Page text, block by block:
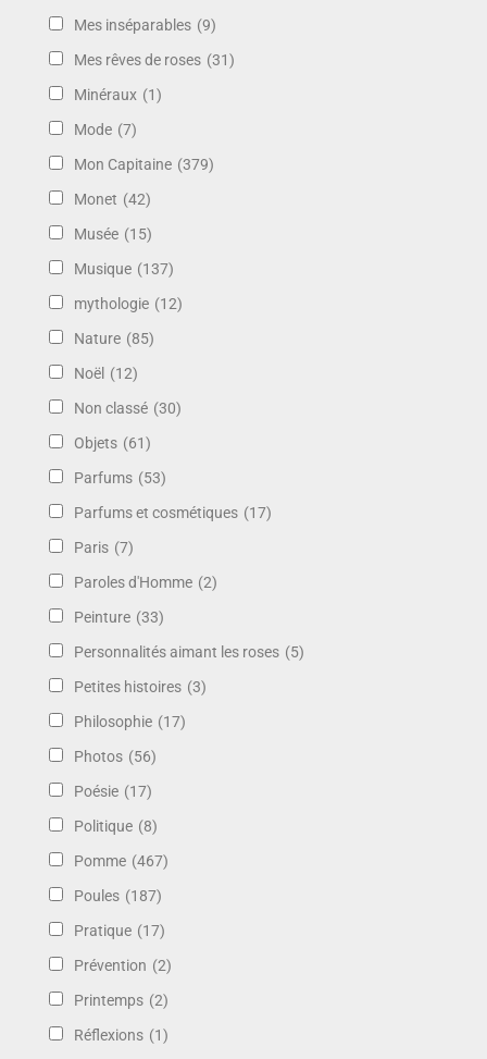
Mes inséparables (9)
Mes rêves de roses (31)
Minéraux (1)
Mode (7)
Mon Capitaine (379)
Monet (42)
Musée (15)
Musique (137)
mythologie (12)
Nature (85)
Noël (12)
Non classé (30)
Objets (61)
Parfums (53)
Parfums et cosmétiques (17)
Paris (7)
Paroles d'Homme (2)
Peinture (33)
Personnalités aimant les roses (5)
Petites histoires (3)
Philosophie (17)
Photos (56)
Poésie (17)
Politique (8)
Pomme (467)
Poules (187)
Pratique (17)
Prévention (2)
Printemps (2)
Réflexions (1)